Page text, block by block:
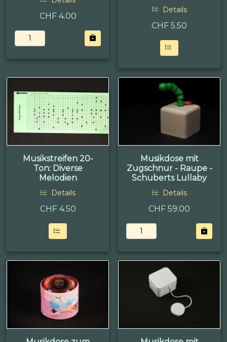
CHF 4.00
Details
CHF 5.50
Musikstreifen 20-
Ton: Diverse
Melodien
Details
CHF 4.50
Musikdose mit
Zugschnur - Raupe -
Schuberts Lullaby
Details
CHF 59.00